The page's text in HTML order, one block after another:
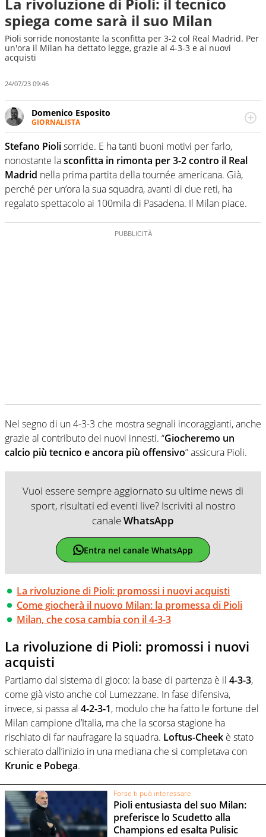
spiega come sarà il suo Milan
Pioli sorride nonostante la sconfitta per 3-2 col Real Madrid. Per
un'ora il Milan ha dettato legge, grazie al 4-3-3 e ai nuovi
acquisti
24/07/23 09:46
Domenico Esposito
GIORNALISTA
Da vent’anni in campo e sul campo per vivere ogni evento
in tutte le sue sfaccettature. Passione smisurata per il
calcio e per la sfera di cuoio. Il pallone è una cosa
serissima, guai a dirgli di no
Stefano Piolisorride. E ha tanti buoni motivi per farlo,
nonostante lasconfitta in rimonta per 3-2 contro il Real
Madrid nella prima partita della tournée americana. Già,
perché per un’ora la sua squadra, avanti di due reti, ha
regalato spettacolo ai 100mila di Pasadena. Il Milan piace.
Nel segno di un 4-3-3 che mostra segnali incoraggianti, anche
grazie al contributo dei nuovi innesti. “Giocheremo un
calcio più tecnico e ancora più offensivo” assicura Pioli.
Vuoi essere sempre aggiornato su ultime news di
sport, risultati ed eventi live? Iscriviti al nostro
canaleWhatsApp
Entra nel canale WhatsApp
La rivoluzione di Pioli: promossi i nuovi acquisti
Come giocherà il nuovo Milan: la promessa di Pioli
Milan, che cosa cambia con il 4-3-3
La rivoluzione di Pioli: promossi i nuovi
acquisti
Partiamo dal sistema di gioco: la base di partenza è il 4-3-3,
come già visto anche col Lumezzane. In fase difensiva,
invece, si passa al 4-2-3-1, modulo che ha fatto le fortune del
Milan campione d’Italia, ma che la scorsa stagione ha
rischiato di far naufragare la squadra. Loftus-Cheek è stato
schierato dall’inizio in una mediana che si completava con
Krunic e Pobega.
Forse ti può interessare
Pioli entusiasta del suo Milan:
preferisce lo Scudetto alla
Champions ed esalta Pulisic